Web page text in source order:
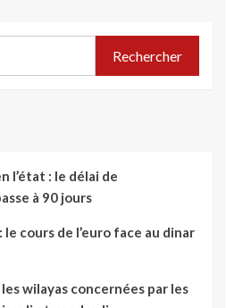
Rechercher
l’état : le délai de
à 90 jours
cours de l’euro face au dinar
wilayas concernées par les